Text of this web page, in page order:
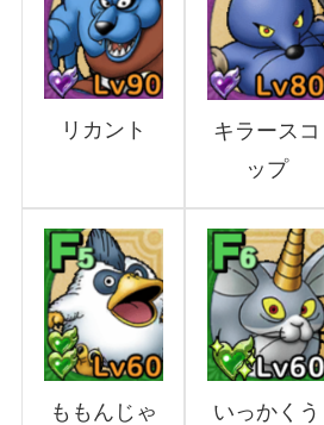
リカント
キラースコ
ップ
ももんじゃ
いっかくう